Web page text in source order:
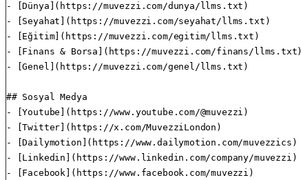
- [Dünya](https://muvezzi.com/dunya/llms.txt)
- [Seyahat](https://muvezzi.com/seyahat/llms.txt)
- [Eğitim](https://muvezzi.com/egitim/llms.txt)
- [Finans & Borsa](https://muvezzi.com/finans/llms.txt)
- [Genel](https://muvezzi.com/genel/llms.txt)
## Sosyal Medya
- [Youtube](https://www.youtube.com/@muvezzi)
- [Twitter](https://x.com/MuvezziLondon)
- [Dailymotion](https://www.dailymotion.com/muvezzics)
- [Linkedin](https://www.linkedin.com/company/muvezzi)
- [Facebook](https://www.facebook.com/muvezzi)